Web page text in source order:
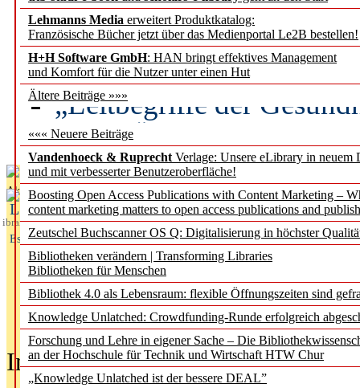
Lehmanns Media erweitert Produktkatalog:
Französische Bücher jetzt über das Medienportal Le2B bestellen!
H+H Software GmbH: HAN bringt effektives Management
und Komfort für die Nutzer unter einen Hut
Ältere Beiträge »»»
««« Neuere Beiträge
Vandenhoeck & Ruprecht Verlage: Unsere eLibrary in neuem
und mit verbesserter Benutzeroberfläche!
Boosting Open Access Publications with Content Marketing –
content marketing matters to open access publications and
Zeutschel Buchscanner OS Q: Digitalisierung in höchster
Bibliotheken verändern | Transforming Libraries
Bibliotheken für Menschen
Bibliothek 4.0 als Lebensraum: flexible Öffnungszeiten sind
Knowledge Unlatched: Crowdfunding-Runde erfolgreich
Forschung und Lehre in eigener Sache – Die
an der Hochschule für Technik und Wirtschaft HTW Chur
„Knowledge Unlatched ist der bessere DEAL”
Künstliche Intelligenz
besser zu verstehen
„Leitbegriffe der
des BIÖG erscheinen
Aktuelles aus
L
ibrary
Essentials
In der Ausgabe06/2026(August